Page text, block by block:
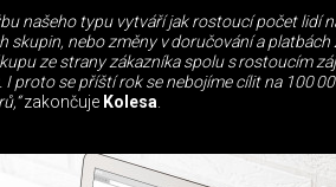
našeho typu vytváří jak rostoucí počet lidí
skupin, nebo změny v doručování a
ze strany zákazníka spolu s rostoucím
proto se příští rok se nebojíme cílit na 100
zakončuje Kolesa